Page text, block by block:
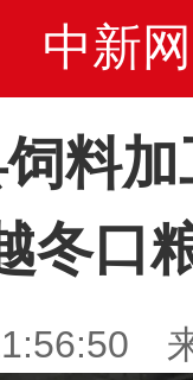
中新网
料
冬口